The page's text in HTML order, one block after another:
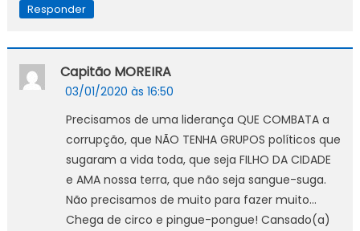
Responder
Capitão MOREIRA
03/01/2020 às 16:50
Precisamos de uma liderança QUE COMBATA a
corrupção, que NÃO TENHA GRUPOS políticos que
sugaram a vida toda, que seja FILHO DA CIDADE
e AMA nossa terra, que não seja sangue-suga.
Não precisamos de muito para fazer muito…
Chega de circo e pingue-pongue! Cansado(a)